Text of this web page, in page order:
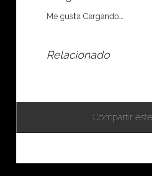
Me gusta Cargando...
Relacionado
Compartir